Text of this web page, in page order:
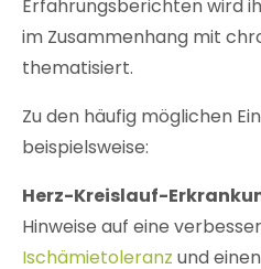
Erfahrungsberichten wird
im Zusammenhang mit
thematisiert.
Zu den häufig möglichen
beispielsweise:
Herz-Kreislauf-
Hinweise auf eine
Ischämietoleranz und